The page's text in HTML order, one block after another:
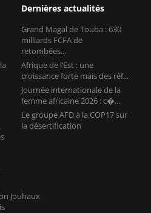
Dernières actualités
Grand Magal de Touba : 630
milliards FCFA de
retombées...
Afrique de l’Est : une
croissance forte mais des réf...
Journée internationale de la
femme africaine 2026 : c�...
Le groupe AFD à la COP17 sur
la désertification
Jouhaux